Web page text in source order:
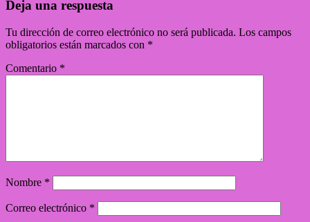
Deja una respuesta
Tu dirección de correo electrónico no será publicada. Los campos
obligatorios están marcados con *
Comentario *
Nombre *
Correo electrónico *